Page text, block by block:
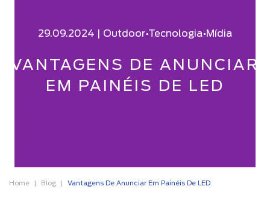
29.09.2024 | Outdoor•Tecnologia•Mídia
VANTAGENS DE ANUNCIAR
EM PAINÉIS DE LED
Home Blog Vantagens De Anunciar Em Painéis De LED